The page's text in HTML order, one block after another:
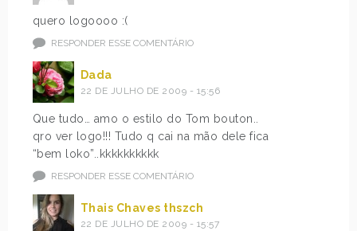
quero logoooo :(
RESPONDER ESSE COMENTÁRIO
Dada
22 DE JULHO DE 2009 - 15:56
Que tudo… amo o estilo do Tom bouton..
qro ver logo!!! Tudo q cai na mão dele fica
“bem loko”..kkkkkkkkkk
RESPONDER ESSE COMENTÁRIO
Thais Chaves thszch
22 DE JULHO DE 2009 - 15:57